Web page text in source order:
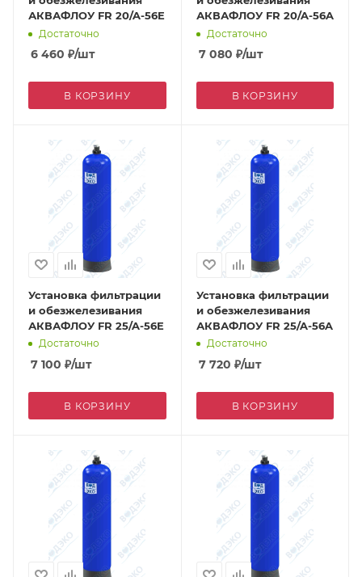
АКВАФЛОУ FR 20/A-56E
Достаточно
6 460 ₽/шт
В КОРЗИНУ
АКВАФЛОУ FR 20/A-56A
Достаточно
7 080 ₽/шт
В КОРЗИНУ
Установка фильтрации
и обезжелезивания
АКВАФЛОУ FR 25/A-56E
Достаточно
7 100 ₽/шт
В КОРЗИНУ
Установка фильтрации
и обезжелезивания
АКВАФЛОУ FR 25/A-56A
Достаточно
7 720 ₽/шт
В КОРЗИНУ